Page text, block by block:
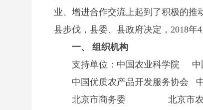
业、增进合作交流上起到了积极的推
县步伐，县委、县政府决定，2018年
一、 组织机构
支持单位：中国农业科学院 中
中国优质农产品开发服务协会
北京市商务委 北京市农